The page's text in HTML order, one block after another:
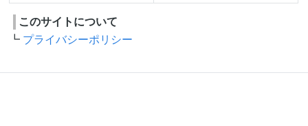
このサイトについて
プライバシーポリシー